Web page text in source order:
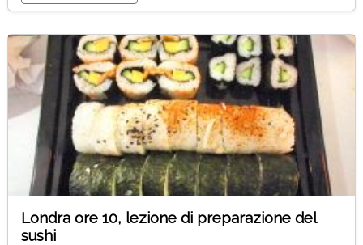
Londra ore 10, lezione di preparazione del
sushi